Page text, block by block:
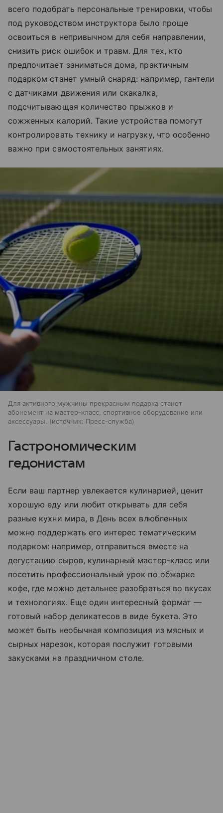
всего подобрать персональные тренировки, чтобы
под руководством инструктора было проще
освоиться в непривычном для себя направлении,
снизить риск ошибок и травм. Для тех, кто
предпочитает заниматься дома, практичным
подарком станет умный снаряд: например, гантели
с датчиками движения или скакалка,
подсчитывающая количество прыжков и
сожженных калорий. Такие устройства помогут
контролировать технику и нагрузку, что особенно
важно при самостоятельных занятиях.
Для активного мужчины прекрасным подарка станет
абонемент на мастер-класс, спортивное оборудование или
аксессуары.
источник: Пресс-служба
Гастрономическим
гедонистам
Если ваш партнер увлекается кулинарией, ценит
хорошую еду или любит открывать для себя
разные кухни мира, в День всех влюбленных
можно поддержать его интерес тематическим
подарком: например, отправиться вместе на
дегустацию сыров, кулинарный мастер-класс или
посетить профессиональный урок по обжарке
кофе, где можно детальнее разобраться во вкусах
и технологиях. Еще один интересный формат —
готовый набор деликатесов в виде букета. Это
может быть необычная композиция из мясных и
сырных нарезок, которая послужит готовыми
закусками на праздничном столе.